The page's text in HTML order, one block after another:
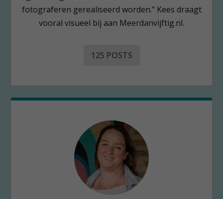
fotograferen gerealiseerd worden.” Kees draagt
vooral visueel bij aan Meerdanvijftig.nl.
125 POSTS